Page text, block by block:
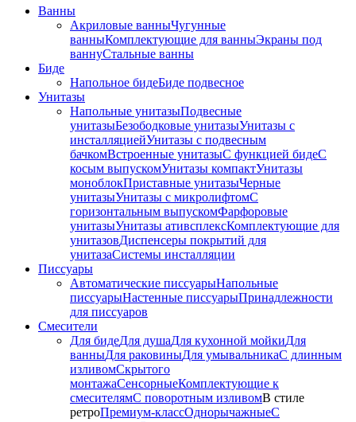
Ванны
Акриловые ванныЧугунные
ванныКомплектующие для ванныЭкраны под
ваннуСтальные ванны
Биде
Напольное бидеБиде пoдвеснoе
Унитазы
Напольные унитазыПодвесные
унитазыБезободковые унитазыУнитазы с
инсталляциейУнитазы с подвесным
бачкомВстроенные унитазыС функцией бидеС
косым выпускомУнитазы компактУнитазы
моноблокПриставные унитазыЧерные
унитазыУнитазы с микролифтомC
горизонтальным выпускомФарфоровые
унитазыУнитазы ативсплексКомплектующие для
унитазовДиспенсеры покрытий для
унитазаСистемы инсталляции
Писсуары
Автоматические писсуарыНапольные
писсуарыНастенные писсуарыПринадлежности
для писсуаров
Смесители
Для бидеДля душаДля кухонной мойкиДля
ванныДля раковиныДля умывальникаС длинным
изливомСкрытого
монтажаСенсорныеКомплектующие к
смесителямС поворотным изливомВ стиле
ретроПремиум-классОднорычажныеС